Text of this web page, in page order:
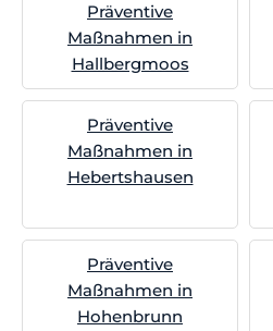
Präventive
Maßnahmen in
Hallbergmoos
Präventive
Maßnahmen in
Hebertshausen
Präventive
Maßnahmen in
Hohenbrunn